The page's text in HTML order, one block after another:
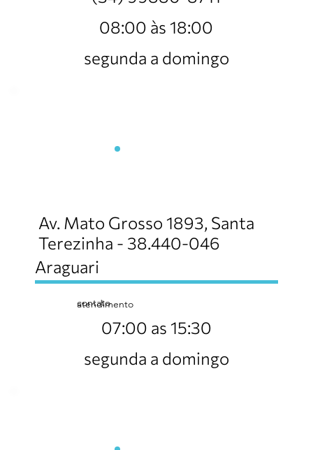
08:00 às 18:00
segunda a domingo
Araguari
Av. Mato Grosso 1893, Santa
Terezinha - 38.440-046
07:00 as 15:30
segunda a domingo
contato
atendimento